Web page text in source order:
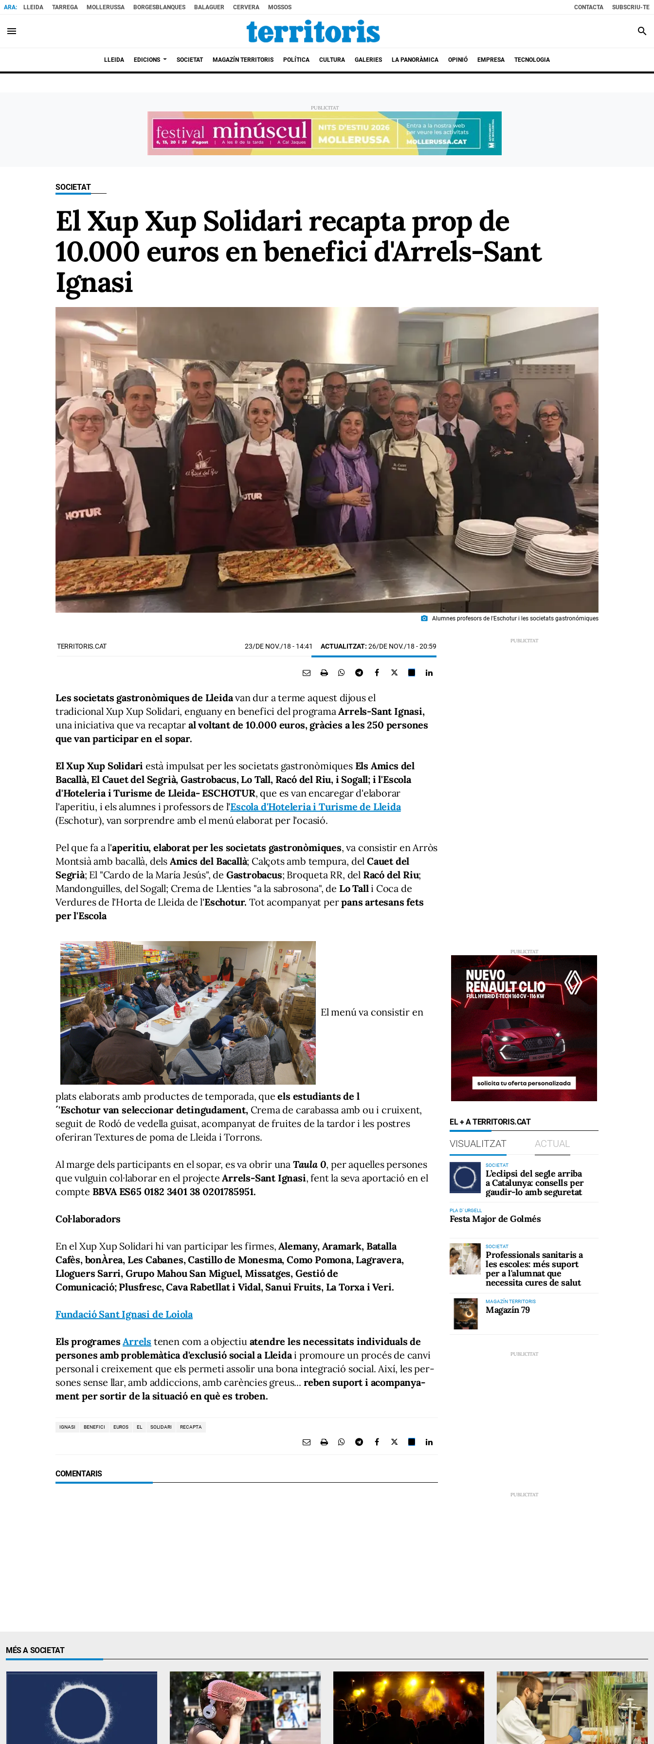
LLEIDA TARREGA MOLLERUSSA BORGESBLANQUES BALAGUER CERVERA MOSSOS CONTACTA SUBSCRIU-TE
menu search
LLEIDA EDICIONS SOCIETAT MAGAZÍN TERRITORIS POLÍTICA CULTURA GALERIES LA PANORÀMICA OPINIÓ EMPRESA TECNOLOGIA
SOCIETAT
El Xup Xup Solidari recapta prop de
10.000 euros en benefici d'Arrels-Sant
Ignasi
photo_camera Alumnes profesors de l'Eschotur i les societats gastronómiques
TERRITORIS.CAT 23/DE NOV./18 - 14:41 ACTUALITZAT: 26/DE NOV./18 - 20:59
Les societats gastronòmiques de Lleidavan dur a terme aquest dijous el
tradicional Xup Xup Solidari, enguany en benefici del programa Arrels-Sant Ignasi,
una iniciativa que va recaptar al voltant de 10.000 euros, gràcies a les 250 persones
que van participar en el sopar.
El Xup Xup Solidari està impulsat per les societats gastronòmiques Els Amics del
Bacallà, El Cauet del Segrià, Gastrobacus, Lo Tall, Racó del Riu, i Sogall; i l'Escola
d'Hoteleria i Turisme de Lleida- ESCHOTUR, que es van encaregar d'elaborar
l'aperitiu, i els alumnes i professors de l'Escola d'Hoteleria i Turisme de Lleida
(Eschotur), van sorprendre amb el menú elaborat per l'ocasió.
Pel que fa a l'aperitiu, elaborat per les societats gastronòmiques, va consistir en Arròs
Montsià amb bacallà, dels Amics del Bacallà; Calçots amb tempura, delCauet del
Segrià; El "Cardo de la María Jesús", de Gastrobacus; Broqueta RR, del Racó del Riu;
Mandonguilles, del Sogall; Crema de Llenties "a la sabrosona", de Lo Talli Coca de
Verdures de l'Horta de Lleida de l'Eschotur. Tot acompanyat perpans artesans fets
per l'Escola
El menú va consistir en
plats elaborats amb productes de temporada, queels estudiants de l
´'Eschotur van seleccionar detingudament, Crema de carabassa amb ou i cruixent,
seguit de Rodó de vedella guisat, acompanyat de fruites de la tardor i les postres
oferiran Textures de poma de Lleida i Torrons.
Al marge dels participants en el sopar, es va obrir una Taula 0, per aquelles persones
que vulguin col·laborar en el projecteArrels-Sant Ignasi, fent la seva aportació en el
compte BBVA ES65 0182 3401 38 0201785951.
Col·laboradors
En el Xup Xup Solidari hi van participar les firmes,Alemany, Aramark, Batalla
Cafès, bonÀrea, Les Cabanes, Castillo de Monesma, Como Pomona, Lagravera,
Lloguers Sarri, Grupo Mahou San Miguel, Missatges, Gestió de
Comunicació; Plusfresc, Cava Rabetllat i Vidal, Sanui Fruits, La Torxa i Veri.
Fundació Sant Ignasi de Loiola
Els programes Arrels tenen com a objectiu atendre les ne­ces­si­tats in­dividuals de
per­so­nes amb pro­ble­màtica d'exclusió social a Lleidai promoure un procés de canvi
per­so­nal i creixe­ment que els per­me­ti as­so­lir una bo­na in­te­gra­ció so­cial. Així, les per­
so­nes sense llar, amb addic­cio­ns, amb carències greus... reben su­port i acom­pan­ya­
ment per sortir de la si­tua­ció en què es troben.
IGNASI BENEFICI EUROS EL SOLIDARI RECAPTA
COMENTARIS
EL + A TERRITORIS.CAT
VISUALITZAT ACTUAL
SOCIETAT
L’eclipsi del segle arriba
a Catalunya: consells per
gaudir-lo amb seguretat
PLA D' URGELL
Festa Major de Golmés
SOCIETAT
Professionals sanitaris a
les escoles: més suport
per a l'alumnat que
necessita cures de salut
MAGAZÍN TERRITORIS
Magazín 79
MÉS A SOCIETAT